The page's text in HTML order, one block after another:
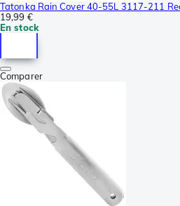
Tatonka Rain Cover 40-55L 3117-211
19,99 €
En stock
Comparer